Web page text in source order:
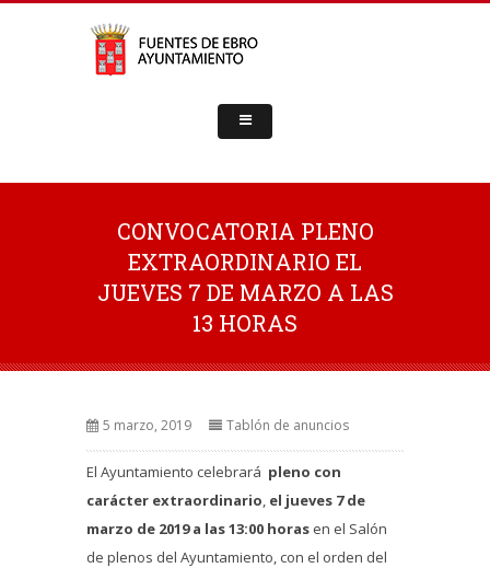
CONVOCATORIA PLENO
EXTRAORDINARIO EL
JUEVES 7 DE MARZO A LAS
13 HORAS
5 marzo, 2019 Tablón de anuncios
El Ayuntamiento celebrará pleno con
carácter extraordinario, el jueves 7 de
marzo de 2019 a las 13:00 horas en el Salón
de plenos del Ayuntamiento, con el orden del